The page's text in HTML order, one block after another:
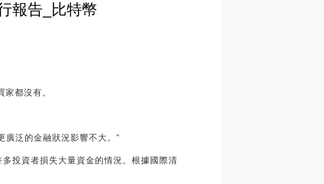
報告_比特幣
都沒有。
泛的金融狀況影響不大。”
投資者損失大量資金的情況。根據國際清